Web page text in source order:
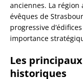
anciennes. La
évêques de
progressive
importance
Les
historiques